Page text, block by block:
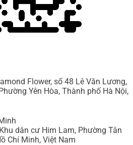
Flower, số 48 Lê Văn Lương,
Yên Hòa, Thành phố Hà Nội,
dân cư Him Lam, Phường Tân
Chí Minh, Việt Nam